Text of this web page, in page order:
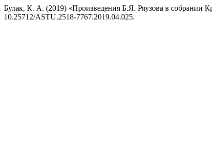
Булак, К. А. (2019) «Произведения Б.Я. Ряузова в собрании
10.25712/ASTU.2518-7767.2019.04.025.